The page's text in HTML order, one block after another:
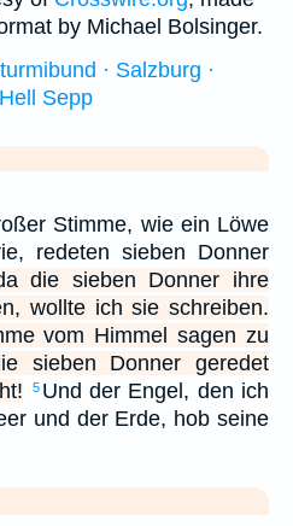
by Michael Bolsinger.
· Salzburg ·
Sepp
Stimme, wie ein Löwe
redeten sieben Donner
die sieben Donner ihre
wollte ich sie schreiben.
vom Himmel sagen zu
sieben Donner geredet
5 Und der Engel, den ich
und der Erde, hob seine